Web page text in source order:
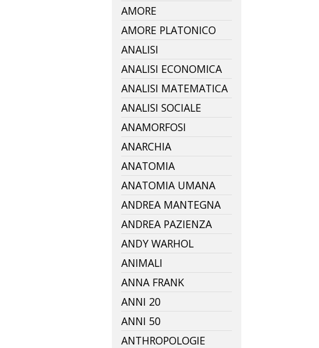
AMORE
AMORE PLATONICO
ANALISI
ANALISI ECONOMICA
ANALISI MATEMATICA
ANALISI SOCIALE
ANAMORFOSI
ANARCHIA
ANATOMIA
ANATOMIA UMANA
ANDREA MANTEGNA
ANDREA PAZIENZA
ANDY WARHOL
ANIMALI
ANNA FRANK
ANNI 20
ANNI 50
ANTHROPOLOGIE